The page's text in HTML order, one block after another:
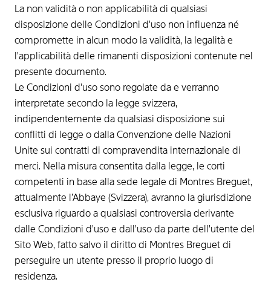
La non validità o non applicabilità di qualsiasi
disposizione delle Condizioni d'uso non influenza né
compromette in alcun modo la validità, la legalità e
l'applicabilità delle rimanenti disposizioni contenute nel
presente documento.
Le Condizioni d'uso sono regolate da e verranno
interpretate secondo la legge svizzera,
indipendentemente da qualsiasi disposizione sui
conflitti di legge o dalla Convenzione delle Nazioni
Unite sui contratti di compravendita internazionale di
merci. Nella misura consentita dalla legge, le corti
competenti in base alla sede legale di Montres Breguet,
attualmente l’Abbaye (Svizzera), avranno la giurisdizione
esclusiva riguardo a qualsiasi controversia derivante
dalle Condizioni d'uso e dall'uso da parte dell'utente del
Sito Web, fatto salvo il diritto di Montres Breguet di
perseguire un utente presso il proprio luogo di
residenza.